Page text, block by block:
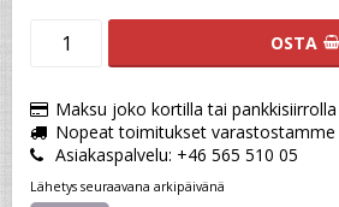
OSTA
Maksu joko kortilla tai pankkisiirrolla
Nopeat toimitukset varastostamme
Asiakaspalvelu: +46 565 510 05
Lähetys seuraavana arkipäivänä